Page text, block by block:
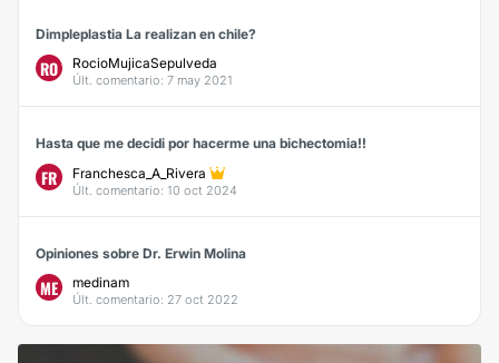
Dimpleplastia La realizan en chile?
RO RocioMujicaSepulveda
Últ. comentario: 7 may 2021
Hasta que me decidi por hacerme una bichectomia!!
FR Franchesca_A_Rivera
Últ. comentario: 10 oct 2024
Opiniones sobre Dr. Erwin Molina
ME medinam
Últ. comentario: 27 oct 2022